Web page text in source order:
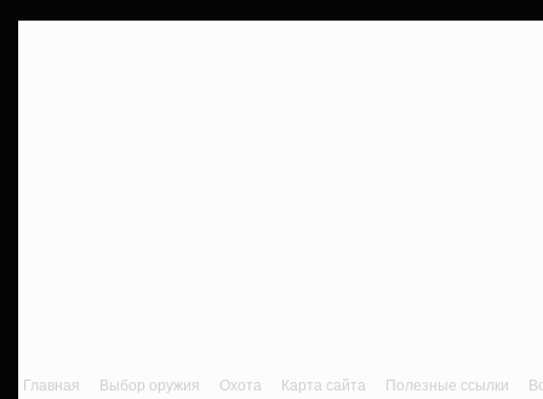
Главная Выбор оружия Охота Карта сайта Полезные ссылки